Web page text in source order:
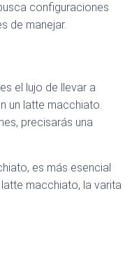
configuraciones
de manejar.
el lujo de llevar a
un latte macchiato.
precisarás una
es más esencial
macchiato, la varita